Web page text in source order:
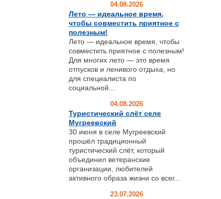
04.08.2026
Лето — идеальное время,
чтобы совместить приятное с
полезным!
Лето — идеальное время, чтобы
совместить приятное с полезным!
Для многих лето — это время
отпусков и ленивого отдыха, но
для специалиста по
социальной...
04.08.2026
Туристический слёт селе
Мугреевский
30 июня в селе Мугреевский
прошёл традиционный
туристический слёт, который
объединил ветеранские
организации, любителей
активного образа жизни со всег...
23.07.2026